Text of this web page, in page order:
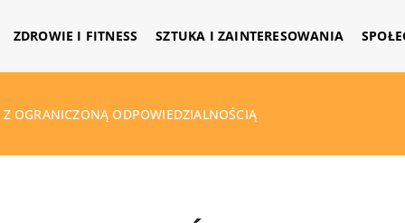
ZDROWIE I FITNESS SZTUKA I ZAINTERESOWANIA
Z OGRANICZONĄ ODPOWIEDZIALNOŚCIĄ